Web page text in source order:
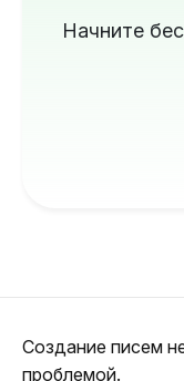
Начните
Создание писем
проблемой.